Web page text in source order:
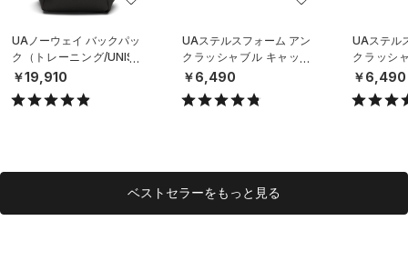
UAノーウェイ バックパッ
ク（トレーニング/UNISE
X）
￥19,910
UAステルスフォーム アン
クラッシャブル キャップ
（ライフスタイル/UNISE
X）
￥6,490
UAステル
クラッシ
（ライフ
X）
￥6,490
ベストセラーをもっと見る